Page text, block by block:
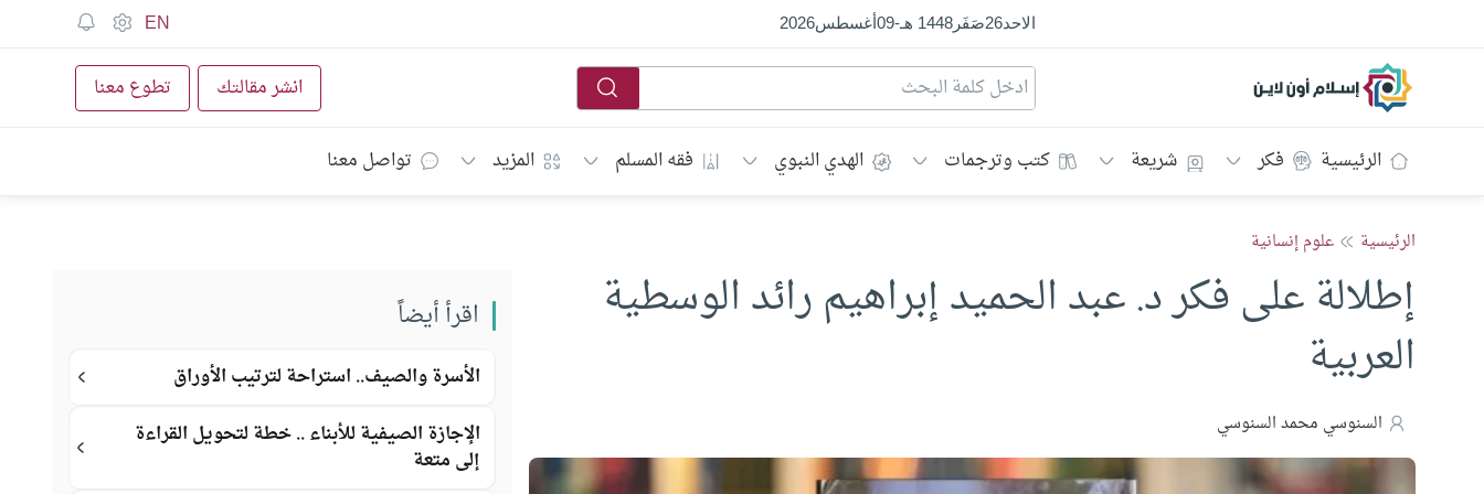
الاحد26صَفَر1448 هـ -
09أغسطس2026
EN
إسلام أون لاين انشر مقالتك تطوع معنا
الرئيسية فكر شريعة كتب وترجمات الهدي النبوي فقه المسلم المزيد تواصل معنا
الرئيسية علوم إنسانية
إطلالة على فكر د. عبد الحميد إبراهيم رائد الوسطية
العربية
السنوسي محمد السنوسي
اقرأ أيضاً
الأسرة والصيف.. استراحة لترتيب الأوراق
الإجازة الصيفية للأبناء .. خطة لتحويل القراءة
إلى متعة